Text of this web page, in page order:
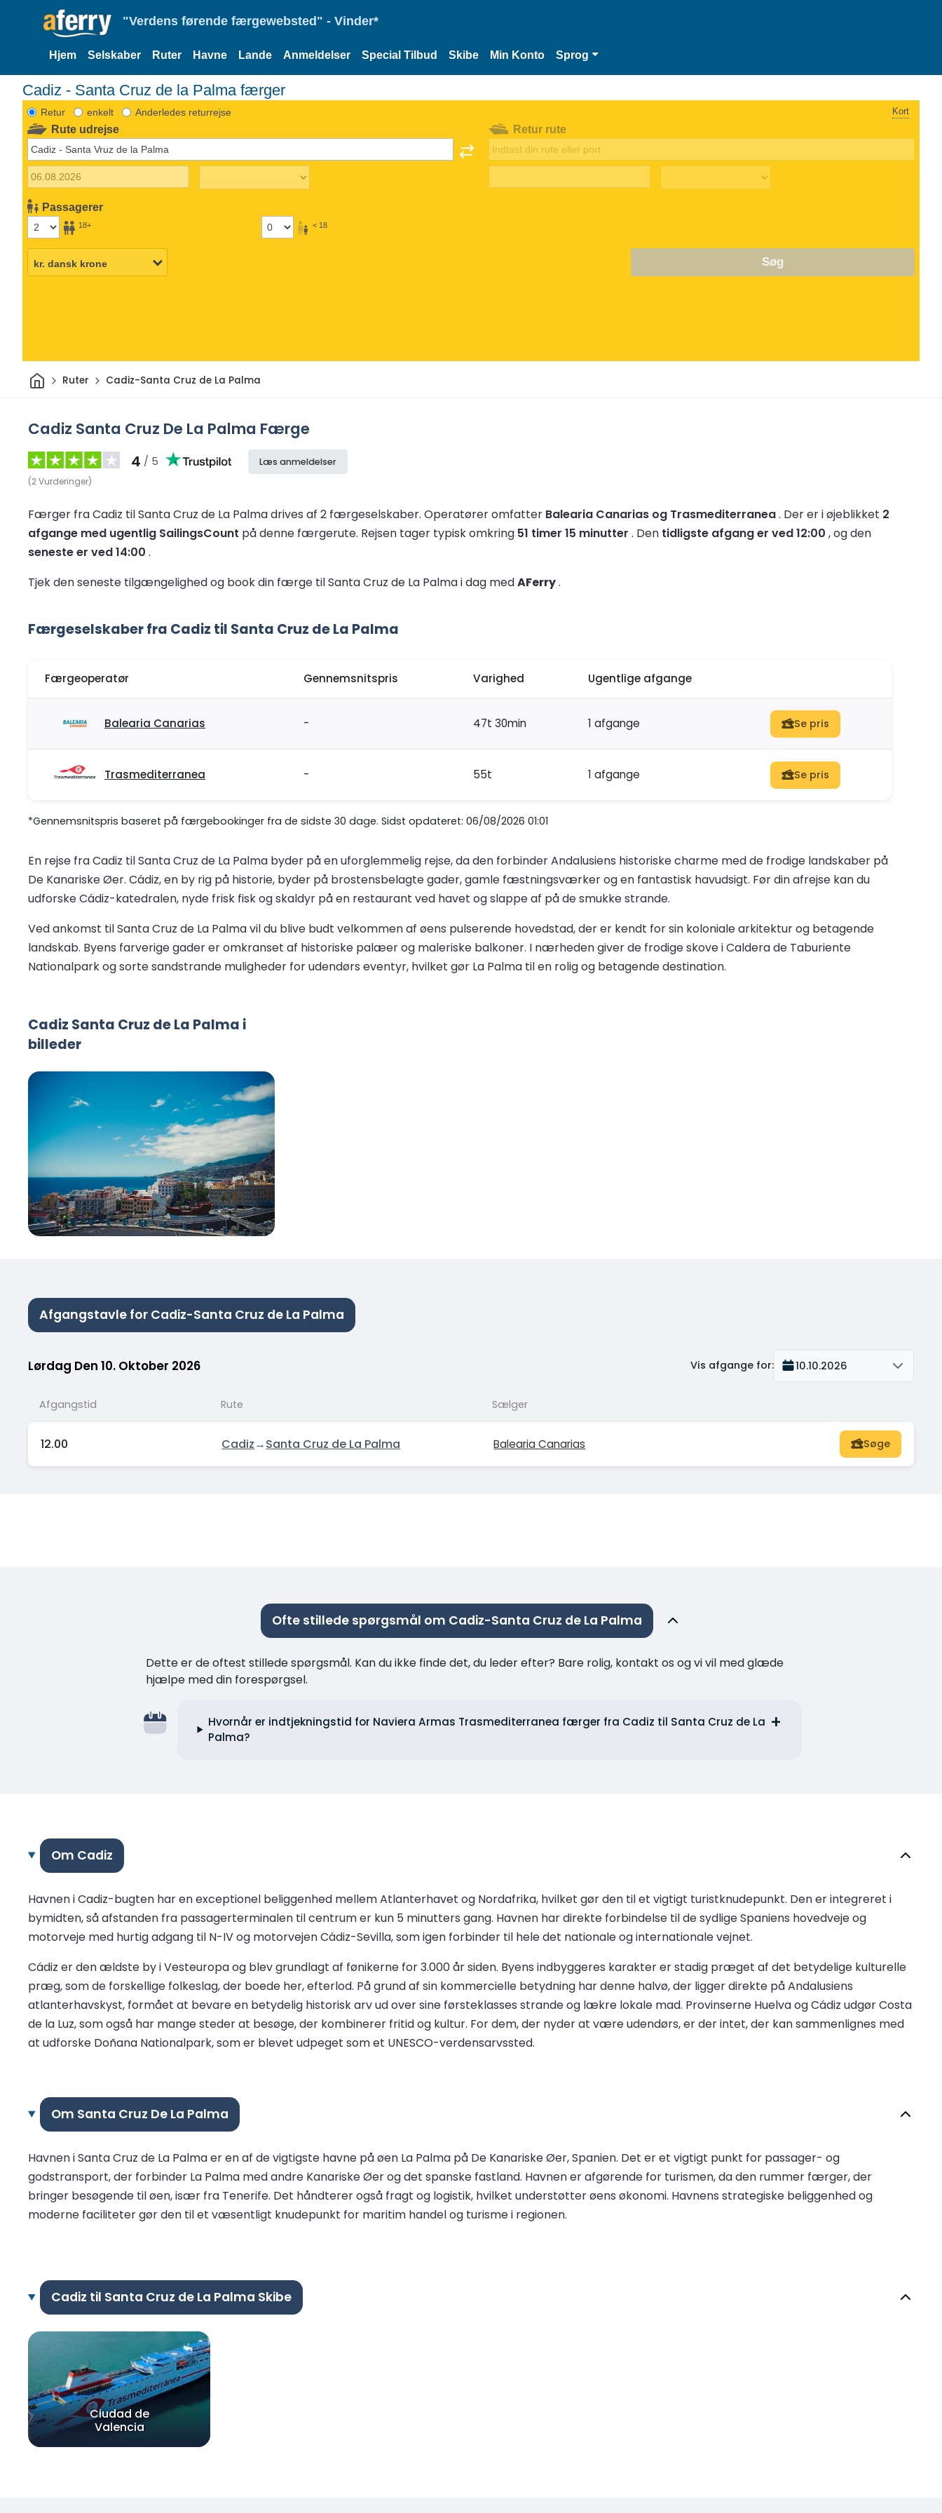
"Verdens førende færgewebsted" - Vinder*
Hjem Selskaber Ruter Havne Lande Anmeldelser Special Tilbud Skibe Min Konto Sprog
Cadiz - Santa Cruz de la Palma færger
Retur enkelt Anderledes returrejse Kort
Rute udrejse
Passagerer
18+ < 18
Retur rute
Søg
HjemRuter Cadiz-Santa Cruz de La Palma
Cadiz Santa Cruz De La Palma Færge
4 / 5
(2Vurderinger)
Læs anmeldelser
Færger fra Cadiz til Santa Cruz de La Palma drives af 2 færgeselskaber. Operatører omfatter Balearia Canarias og Trasmediterranea. Der er i øjeblikket 2
afgange med ugentlig SailingsCount på denne færgerute. Rejsen tager typisk omkring 51 timer 15 minutter . Den tidligste afgang er ved 12:00 , og den
seneste er ved 14:00 .
Tjek den seneste tilgængelighed og book din færge til Santa Cruz de La Palma i dag medAFerry.
Færgeselskaber fra Cadiz til Santa Cruz de La Palma
Færgeoperatør Gennemsnitspris Varighed Ugentlige afgange
Balearia Canarias - 47t 30min 1 afgange Se pris
Trasmediterranea - 55t 1 afgange Se pris
*Gennemsnitspris baseret på færgebookinger fra de sidste 30 dage. Sidst opdateret: 06/08/2026 01:01
En rejse fra Cadiz til Santa Cruz de La Palma byder på en uforglemmelig rejse, da den forbinder Andalusiens historiske charme med de frodige landskaber på
De Kanariske Øer. Cádiz, en by rig på historie, byder på brostensbelagte gader, gamle fæstningsværker og en fantastisk havudsigt. Før din afrejse kan du
udforske Cádiz-katedralen, nyde frisk fisk og skaldyr på en restaurant ved havet og slappe af på de smukke strande.
Ved ankomst til Santa Cruz de La Palma vil du blive budt velkommen af øens pulserende hovedstad, der er kendt for sin koloniale arkitektur og betagende
landskab. Byens farverige gader er omkranset af historiske palæer og maleriske balkoner. I nærheden giver de frodige skove i Caldera de Taburiente
Nationalpark og sorte sandstrande muligheder for udendørs eventyr, hvilket gør La Palma til en rolig og betagende destination.
Cadiz Santa Cruz de La Palma i
billeder
Afgangstavle for Cadiz-Santa Cruz de La Palma
Lørdag Den 10. Oktober 2026 Vis afgange for: 10.10.2026
Afgangstid Rute Sælger
12.00 Cadiz→Santa Cruz de La Palma Balearia Canarias Søge
Ofte stillede spørgsmål om Cadiz-Santa Cruz de La Palma
Dette er de oftest stillede spørgsmål. Kan du ikke finde det, du leder efter? Bare rolig, kontakt os og vi vil med glæde
hjælpe med din forespørgsel.
Hvornår er indtjekningstid for Naviera Armas Trasmediterranea færger fra Cadiz til Santa Cruz de La
Palma?
Om Cadiz
Havnen i Cadiz-bugten har en exceptionel beliggenhed mellem Atlanterhavet og Nordafrika, hvilket gør den til et vigtigt turistknudepunkt. Den er integreret i
bymidten, så afstanden fra passagerterminalen til centrum er kun 5 minutters gang. Havnen har direkte forbindelse til de sydlige Spaniens hovedveje og
motorveje med hurtig adgang til N-IV og motorvejen Cádiz-Sevilla, som igen forbinder til hele det nationale og internationale vejnet.
Cádiz er den ældste by i Vesteuropa og blev grundlagt af fønikerne for 3.000 år siden. Byens indbyggeres karakter er stadig præget af det betydelige kulturelle
præg, som de forskellige folkeslag, der boede her, efterlod. På grund af sin kommercielle betydning har denne halvø, der ligger direkte på Andalusiens
atlanterhavskyst, formået at bevare en betydelig historisk arv ud over sine førsteklasses strande og lækre lokale mad. Provinserne Huelva og Cádiz udgør Costa
de la Luz, som også har mange steder at besøge, der kombinerer fritid og kultur. For dem, der nyder at være udendørs, er der intet, der kan sammenlignes med
at udforske Doñana Nationalpark, som er blevet udpeget som et UNESCO-verdensarvssted.
Om Santa Cruz De La Palma
Havnen i Santa Cruz de La Palma er en af de vigtigste havne på øen La Palma på De Kanariske Øer, Spanien. Det er et vigtigt punkt for passager- og
godstransport, der forbinder La Palma med andre Kanariske Øer og det spanske fastland. Havnen er afgørende for turismen, da den rummer færger, der
bringer besøgende til øen, især fra Tenerife. Det håndterer også fragt og logistik, hvilket understøtter øens økonomi. Havnens strategiske beliggenhed og
moderne faciliteter gør den til et væsentligt knudepunkt for maritim handel og turisme i regionen.
Cadiz til Santa Cruz de La Palma Skibe
Ciudad de
Valencia